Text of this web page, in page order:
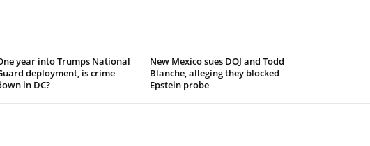
year into Trumps National
deployment, is crime
in DC?
New Mexico sues DOJ and Todd
Blanche, alleging they blocked
Epstein probe